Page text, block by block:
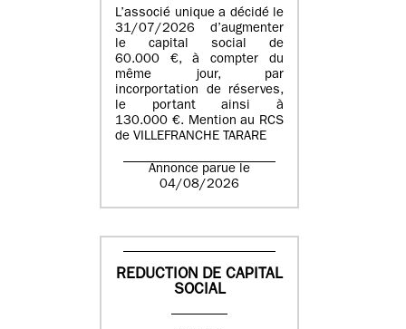
L’associé unique a décidé le
31/07/2026 d’augmenter
le capital social de
60.000 €, à compter du
même jour, par
incorportation de réserves,
le portant ainsi à
130.000 €. Mention au RCS
de VILLEFRANCHE TARARE
Annonce parue le
04/08/2026
REDUCTION DE CAPITAL
SOCIAL